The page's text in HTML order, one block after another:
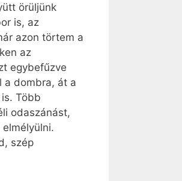
örüljünk
is, az
azon törtem a
az
egybefűzve
a dombra, át a
Több
odaszánást,
szép